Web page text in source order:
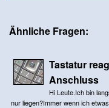
Ähnliche Fragen:
Tastatur
Anschluss
Hi Leute.Ich bin
nur liegen?Immer wenn ich